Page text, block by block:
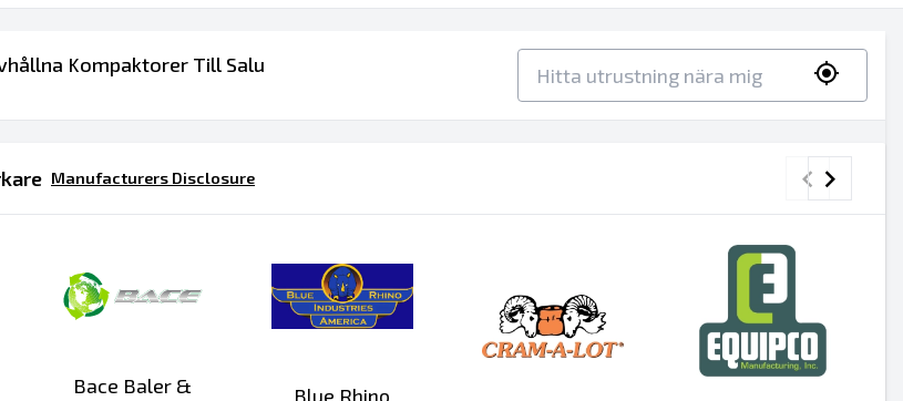
Kompaktorer Till Salu
Manufacturers Disclosure
Bace Baler &
Blue Rhino